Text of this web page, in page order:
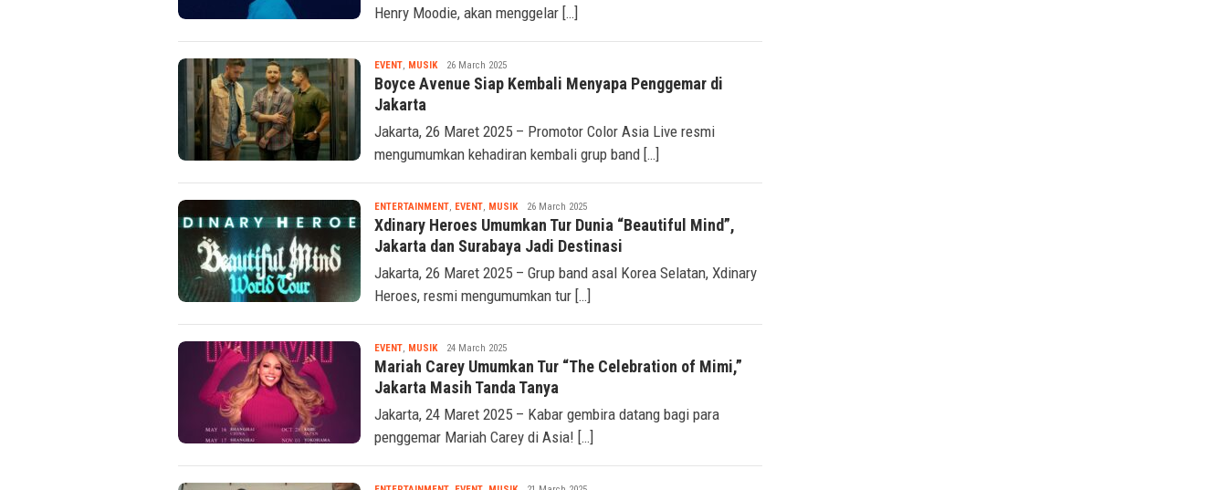
Henry Moodie, akan menggelar […]
EVENT, MUSIKTsaqif
Ridwan
26 March 2025
Boyce Avenue Siap Kembali Menyapa Penggemar di
Jakarta
Jakarta, 26 Maret 2025 – Promotor Color Asia Live resmi
mengumumkan kehadiran kembali grup band […]
ENTERTAINMENT, EVENT, MUSIKTsaqif
Ridwan
26 March 2025
Xdinary Heroes Umumkan Tur Dunia “Beautiful Mind”,
Jakarta dan Surabaya Jadi Destinasi
Jakarta, 26 Maret 2025 – Grup band asal Korea Selatan, Xdinary
Heroes, resmi mengumumkan tur […]
EVENT, MUSIKTsaqif
Ridwan
24 March 2025
Mariah Carey Umumkan Tur “The Celebration of Mimi,”
Jakarta Masih Tanda Tanya
Jakarta, 24 Maret 2025 – Kabar gembira datang bagi para
penggemar Mariah Carey di Asia! […]